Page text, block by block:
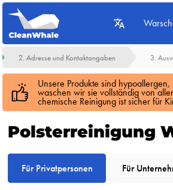
2. Adresse und Kontaktangaben 3.
Unsere Produkte sind
waschen wir sie vollständig von
chemische Reinigung ist sicher für
Polsterreinigung
Für Privatpersonen Für